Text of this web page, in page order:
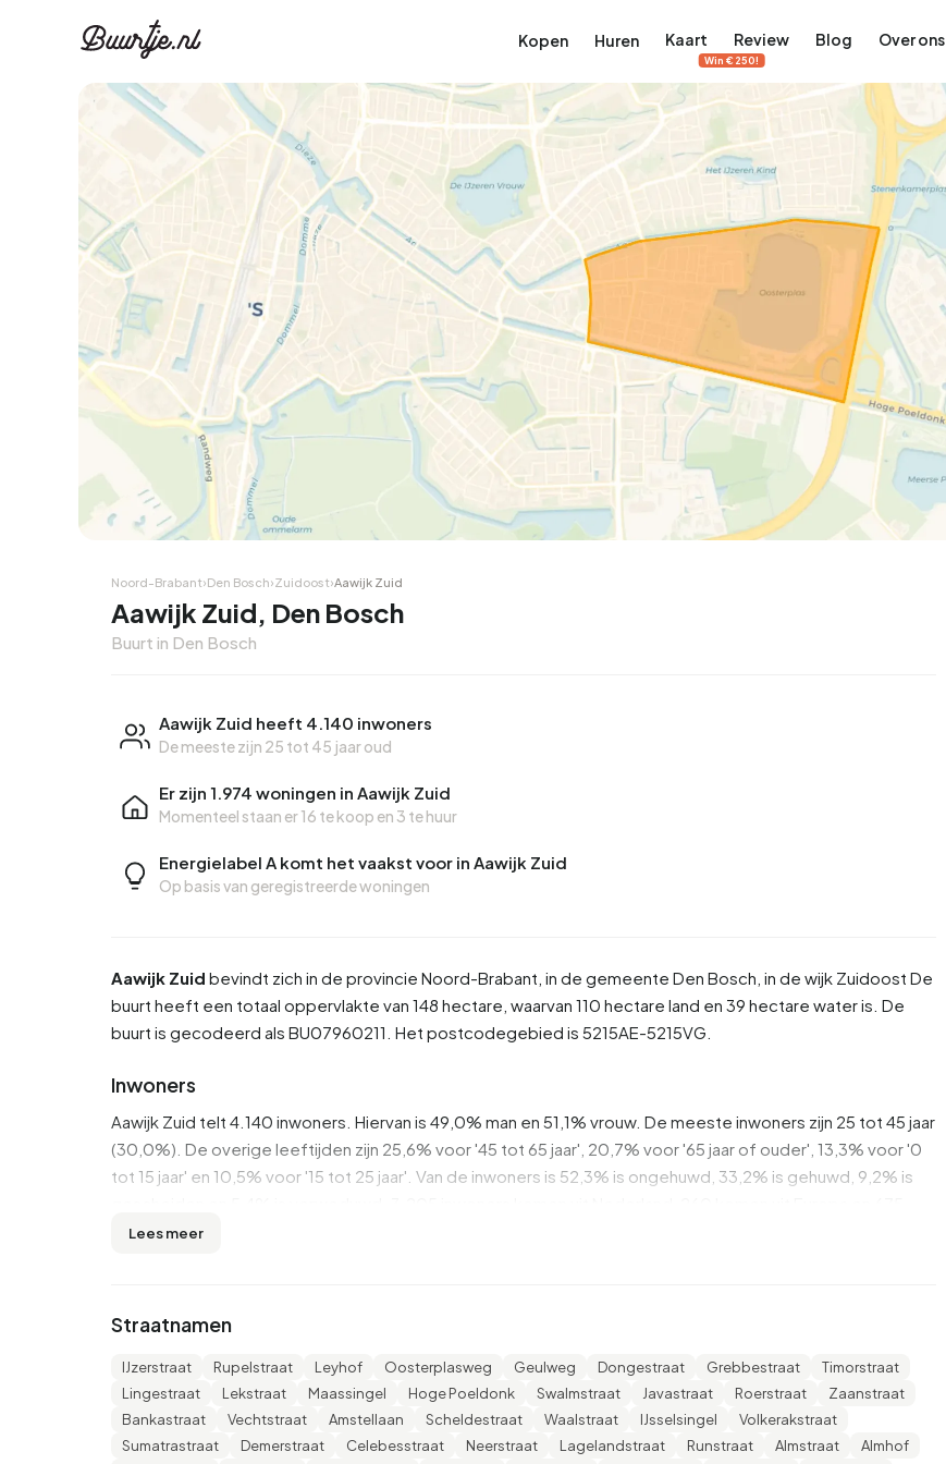
Kopen Huren Kaart Review
Win €250!
Blog Over ons
Noord-Brabant›Den Bosch›Zuidoost›Aawijk Zuid
Aawijk Zuid, Den Bosch
Buurt in Den Bosch
Aawijk Zuid heeft 4.140 inwoners
De meeste zijn 25 tot 45 jaar oud
Er zijn 1.974 woningen in Aawijk Zuid
Momenteel staan er16 te koop en 3 te huur
Energielabel A komt het vaakst voor in Aawijk Zuid
Op basis van geregistreerde woningen
Aawijk Zuid bevindt zich in de provincie Noord-Brabant , in de gemeente Den Bosch , in de wijk Zuidoost De
buurt heeft een totaal oppervlakte van 148 hectare, waarvan 110 hectare land en 39 hectare water is. De
buurt is gecodeerd als BU07960211. Het postcodegebied is 5215AE-5215VG.
Inwoners
Aawijk Zuid telt 4.140 inwoners. Hiervan is 49,0% man en 51,1% vrouw. De meeste inwoners zijn 25 tot 45 jaar
(30,0%). De overige leeftijden zijn 25,6% voor '45 tot 65 jaar', 20,7% voor '65 jaar of ouder', 13,3% voor '0
tot 15 jaar' en 10,5% voor '15 tot 25 jaar'. Van de inwoners is 52,3% is ongehuwd, 33,2% is gehuwd, 9,2% is
komen uit landen buiten Europa.
personen.
In Aawijk Zuid zijn er 3.400 inkomensontvangers. Het gemiddelde inkomen per inkomensontvanger is
€35.400, wat €400 (1%) lager is dan het nationale gemiddelde van €35.800. Per inwoner ligt het
gemiddelde inkomen op €29.800, wat €600 (2%) hoger is dan het nationale gemiddelde van €29.200.
De meeste inwoners van Aawijk Zuid zijn hoogopgeleid. 34,8% heeft HBO of WO, 32,6% heeft HAVO,
Lees meer
Straatnamen
IJzerstraat Rupelstraat Leyhof Oosterplasweg Geulweg Dongestraat Grebbestraat
Timorstraat
Lingestraat
Lekstraat Maassingel Hoge Poeldonk Swalmstraat Javastraat Roerstraat
Zaanstraat
Bankastraat
Vechtstraat Amstellaan Scheldestraat Waalstraat IJsselsingel
Volkerakstraat
Sumatrastraat
Demerstraat Celebesstraat Neerstraat Lagelandstraat Runstraat Almstraat
Almhof